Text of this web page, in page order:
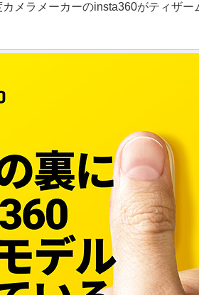
メラメーカーのinsta360がティザー